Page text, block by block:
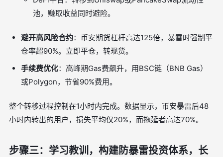
池，赚取收益同时避险。
避开高风险合约：币安期货杠杆高达125倍，暴雷时强制平
仓率超90%。立即平仓，转现货。
手续费优化：高峰期Gas费飙升，用BSC链（BNB Gas）
或Polygon，节省90%费用。
整个转移过程控制在1小时内完成。数据显示，币安暴雷后48
小时内转出的用户，损失平均仅20%，而拖延者高达70%。
步骤三：学习教训，构建防暴雷投资体系，长